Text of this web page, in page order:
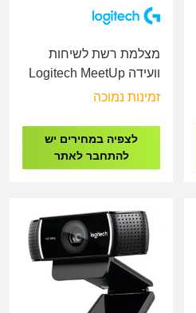
מצלמת רשת לשיחות
וועידה Logitech MeetUp
Video Conference
זמינות נמוכה
לצפיה במחירים יש
להתחבר לאתר